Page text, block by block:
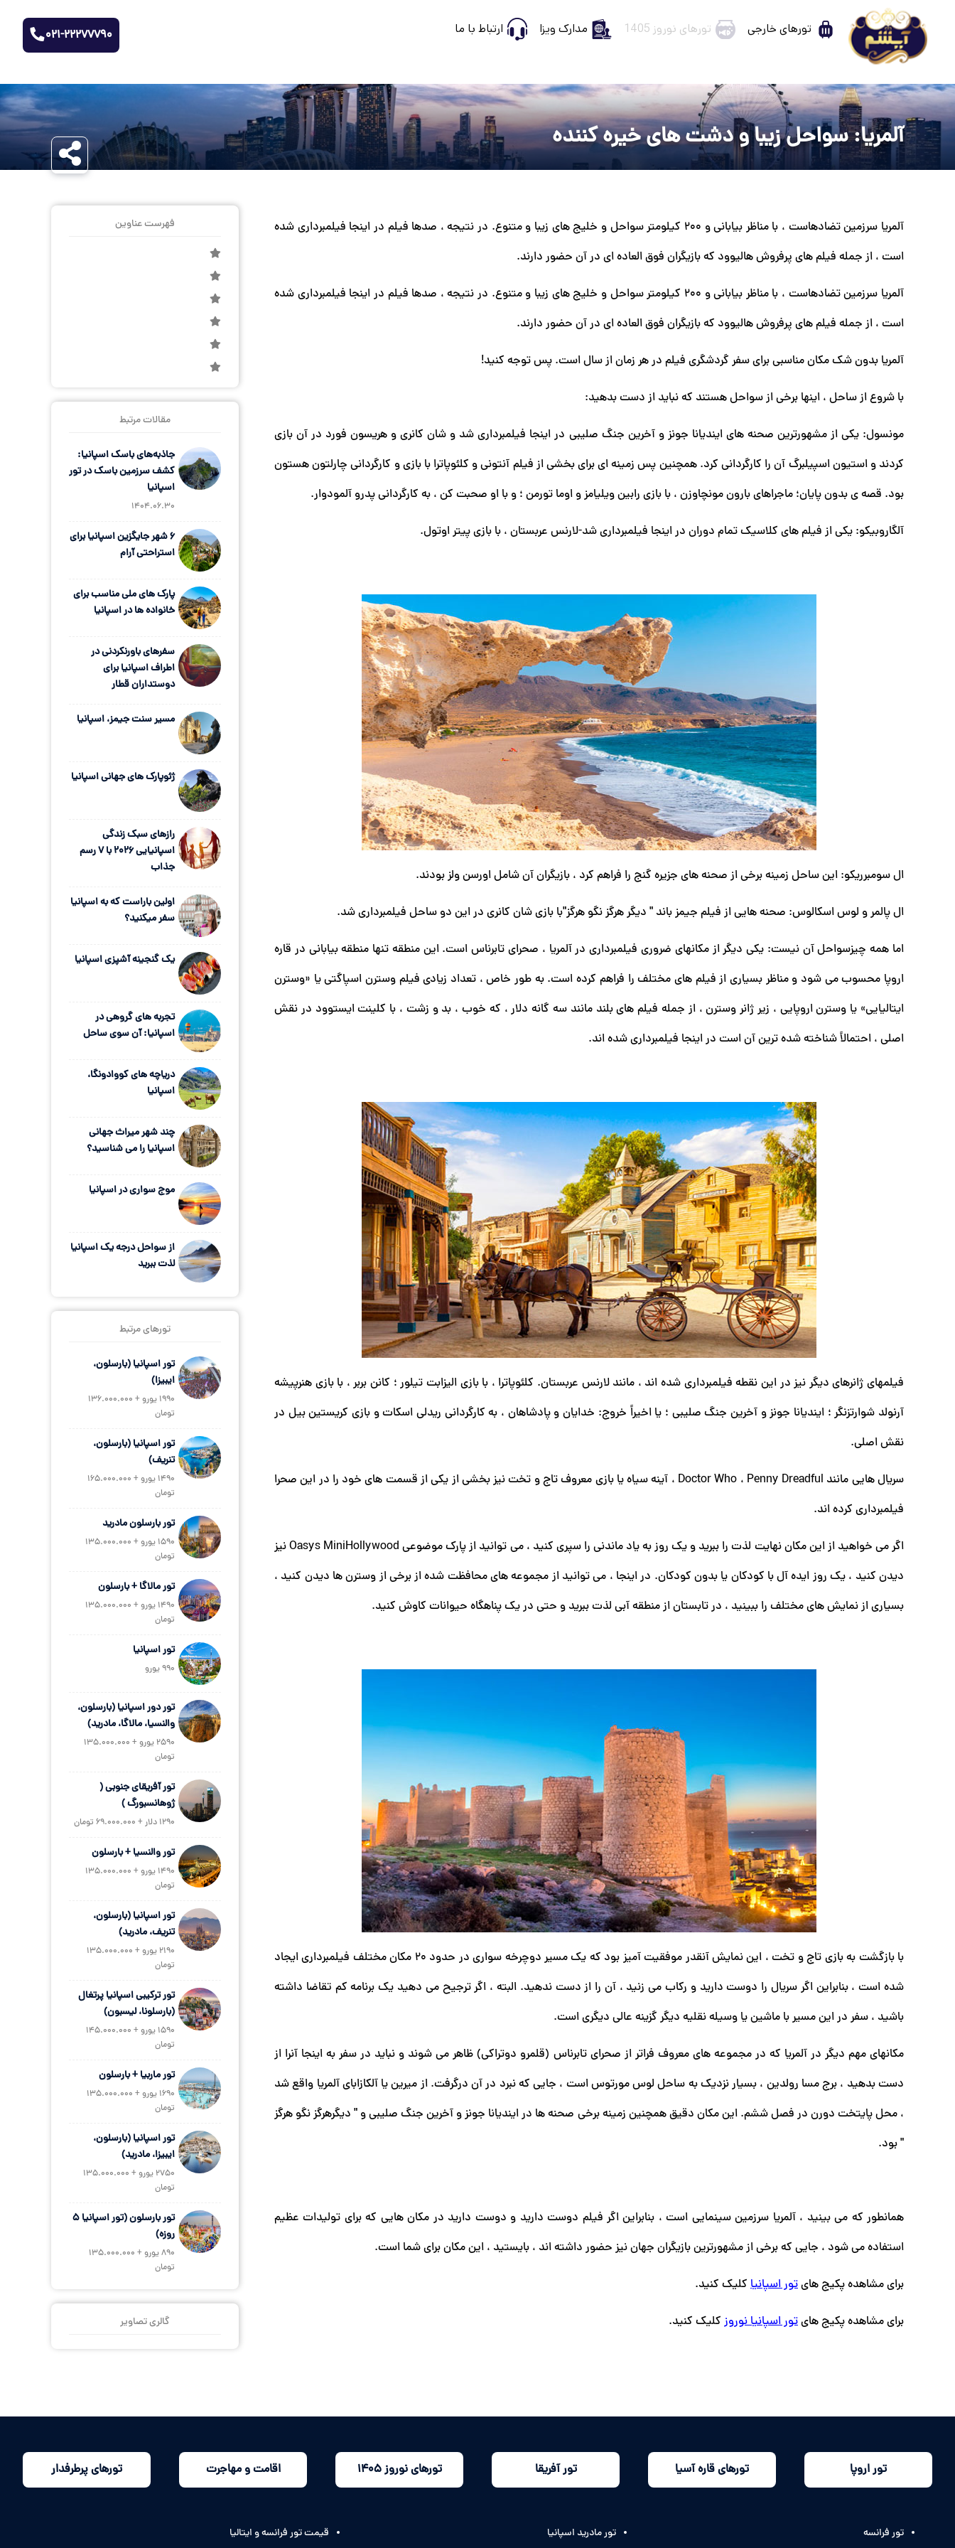
تورهای خارجی تورهای نوروز 1405 مدارک ویزا ارتباط با ما 021-22277790
آلمریا: سواحل زیبا و دشت های خیره کننده
آلمریا سرزمین تضادهاست ، با مناظر بیابانی و 200 کیلومتر سواحل و خلیج های زیبا و متنوع. در نتیجه ، صدها فیلم در اینجا فیلمبرداری شده
است ، از جمله فیلم های پرفروش هالیوود که بازیگران فوق العاده ای در آن حضور دارند.
آلمریا سرزمین تضادهاست ، با مناظر بیابانی و 200 کیلومتر سواحل و خلیج های زیبا و متنوع. در نتیجه ، صدها فیلم در اینجا فیلمبرداری شده
است ، از جمله فیلم های پرفروش هالیوود که بازیگران فوق العاده ای در آن حضور دارند.
آلمریا بدون شک مکان مناسبی برای سفر گردشگری فیلم در هر زمان از سال است. پس توجه کنید!
با شروع از ساحل ، اینها برخی از سواحل هستند که نباید از دست بدهید:
مونسول: یکی از مشهورترین صحنه های ایندیانا جونز و آخرین جنگ صلیبی در اینجا فیلمبرداری شد و شان کانری و هریسون فورد در آن بازی
کردند و استیون اسپیلبرگ آن را کارگردانی کرد. همچنین پس زمینه ای برای بخشی از فیلم آنتونی و کلئوپاترا با بازی و کارگردانی چارلتون هستون
بود. قصه ی بدون پایان؛ ماجراهای بارون مونچاوزن ، با بازی رابین ویلیامز و اوما تورمن ؛ و با او صحبت کن ، به کارگردانی پدرو آلمودوار.
آلگاروبیکو: یکی از فیلم های کلاسیک تمام دوران در اینجا فیلمبرداری شد-لارنس عربستان ، با بازی پیتر اوتول.
ال سومبرریکو: این ساحل زمینه برخی از صحنه های جزیره گنج را فراهم کرد ، بازیگران آن شامل اورسن ولز بودند.
ال پالمر و لوس اسکالوس: صحنه هایی از فیلم جیمز باند " دیگر هرگز نگو هرگز"با بازی شان کانری در این دو ساحل فیلمبرداری شد.
اما همه چیزسواحل آن نیست: یکی دیگر از مکانهای ضروری فیلمبرداری در آلمریا ، صحرای تابرناس است. این منطقه تنها منطقه بیابانی در قاره
اروپا محسوب می شود و مناظر بسیاری از فیلم های مختلف را فراهم کرده است. به طور خاص ، تعداد زیادی فیلم وسترن اسپاگتی یا «وسترن
ایتالیایی» یا وسترن اروپایی ، زیر ژانر وسترن ، از جمله فیلم های بلند مانند سه گانه دلار ، که خوب ، بد و زشت ، با کلینت ایستوود در نقش
اصلی ، احتمالاً شناخته شده ترین آن است در اینجا فیلمبرداری شده اند.
فیلمهای ژانرهای دیگر نیز در این نقطه فیلمبرداری شده اند ، مانند لارنس عربستان. کلئوپاترا ، با بازی الیزابت تیلور ؛ کانن بربر ، با بازی هنرپیشه
آرنولد شوارتزنگر ؛ ایندیانا جونز و آخرین جنگ صلیبی ؛ یا اخیراً خروج: خدایان و پادشاهان ، به کارگردانی ریدلی اسکات و بازی کریستین بیل در
نقش اصلی.
سریال هایی مانند Doctor Who ، Penny Dreadful ، آینه سیاه یا بازی معروف تاج و تخت نیز بخشی از یکی از قسمت های خود را در این صحرا
فیلمبرداری کرده اند.
اگر می خواهید از این مکان نهایت لذت را ببرید و یک روز به یاد ماندنی را سپری کنید ، می توانید از پارک موضوعی Oasys MiniHollywood نیز
دیدن کنید ، یک روز ایده آل با کودکان یا بدون کودکان. در اینجا ، می توانید از مجموعه های محافظت شده از برخی از وسترن ها دیدن کنید ،
بسیاری از نمایش های مختلف را ببینید ، در تابستان از منطقه آبی لذت ببرید و حتی در یک پناهگاه حیوانات کاوش کنید.
با بازگشت به بازی تاج و تخت ، این نمایش آنقدر موفقیت آمیز بود که یک مسیر دوچرخه سواری در حدود 20 مکان مختلف فیلمبرداری ایجاد
شده است ، بنابراین اگر سریال را دوست دارید و رکاب می زنید ، آن را از دست ندهید. البته ، اگر ترجیح می دهید یک برنامه کم تقاضا داشته
باشید ، سفر در این مسیر با ماشین یا وسیله نقلیه دیگر گزینه عالی دیگری است.
مکانهای مهم دیگر در آلمریا که در مجموعه های معروف فراتر از صحرای تابرناس (قلمرو دوتراکی) ظاهر می شوند و نباید در سفر به اینجا آنرا از
دست بدهید ، برج مسا رولدین ، بسیار نزدیک به ساحل لوس مورتوس است ، جایی که نبرد در آن درگرفت. از میرین یا آلکازابای آلمریا واقع شد
، محل پایتخت دورن در فصل ششم. این مکان دقیق همچنین زمینه برخی صحنه ها در ایندیانا جونز و آخرین جنگ صلیبی و " دیگرهرگز نگو هرگز
" بود.
همانطور که می بینید ، آلمریا سرزمین سینمایی است ، بنابراین اگر فیلم دوست دارید و دوست دارید در مکان هایی که برای تولیدات عظیم
استفاده می شود ، جایی که برخی از مشهورترین بازیگران جهان نیز حضور داشته اند ، بایستید ، این مکان برای شما است.
برای مشاهده پکیج هایتور اسپانیا کلیک کنید.
برای مشاهده پکیج هایتور اسپانیا نوروز کلیک کنید.
فهرست عناوین
مقالات مرتبط
جاذبه‌های باسک اسپانیا:
کشف سرزمین باسک در تور
اسپانیا
1404.06.30
6 شهر جایگزین اسپانیا برای
استراحتی آرام
پارک های ملی مناسب برای
خانواده ها در اسپانیا
سفرهای باورنکردنی در
اطراف اسپانیا برای
دوستداران قطار
مسیر سنت جیمز، اسپانیا
ژئوپارک های جهانی اسپانیا
رازهای سبک زندگی
اسپانیایی ۲۰۲۶ با ۷ رسم
جذاب
اولین باراست که به اسپانیا
سفر میکنید؟
یک گنجینه آشپزی اسپانیا
تجربه های گروهی در
اسپانیا: آن سوی ساحل
دریاچه های کووادونگا،
اسپانیا
چند شهر میراث جهانی
اسپانیا را می شناسید؟
موج سواری در اسپانیا
از سواحل درجه یک اسپانیا
لذت ببرید
تورهای مرتبط
تور اسپانیا (بارسلون،
ایبیزا)
1990 یورو + 136.000.000
تومان
تور اسپانیا (بارسلون،
تنریف)
1490 یورو + 165.000.000
تومان
تور بارسلون مادرید
1590 یورو + 135.000.000
تومان
تور مالاگا + بارسلون
1490 یورو + 135.000.000
تومان
تور اسپانیا
990 یورو
تور دور اسپانیا (بارسلون،
والنسیا، مالاگا، مادرید)
2590 یورو + 135.000.000
تومان
تور آفریقای جنوبی (
ژوهانسبورگ )
1290 دلار + 69.000.000 تومان
تور والنسیا + بارسلون
1490 یورو + 135.000.000
تومان
تور اسپانیا (بارسلون،
تنریف، مادرید)
2190 یورو + 135.000.000
تومان
تور ترکیبی اسپانیا پرتغال
(بارسلونا، لیسبون)
1590 یورو + 145.000.000
تومان
تور ماربیا + بارسلون
1690 یورو + 135.000.000
تومان
تور اسپانیا (بارسلون،
ایبیزا، مادرید)
2750 یورو + 135.000.000
تومان
تور بارسلون (تور اسپانیا 5
روزه)
890 یورو + 135.000.000
تومان
گالری تصاویر
تور اروپا تورهای قاره آسیا تور آفریقا تورهای نوروز 1405 اقامت و مهاجرت تورهای پرطرفدار
تور فرانسه تور مادرید اسپانیا قیمت تور فرانسه و ایتالیا